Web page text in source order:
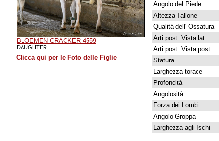
BLOEMEN CRACKER 4559
DAUGHTER
Clicca qui per le Foto delle Figlie
Angolo del Piede
Altezza Tallone
Qualitá dell' Ossatura
Arti post. Vista lat.
Arti post. Vista post.
Statura
Larghezza torace
Profondità
Angolosità
Forza dei Lombi
Angolo Groppa
Larghezza agli Ischi